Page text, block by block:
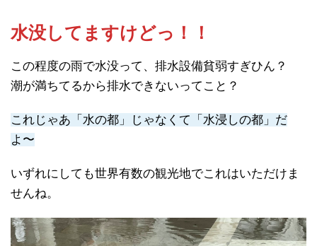
↑サンマルコ小広場
右の建物は ドゥカーレ宮殿 。